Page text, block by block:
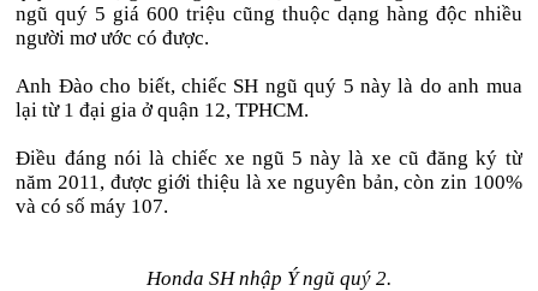
ngũ quý 5 giá 600 triệu cũng thuộc dạng hàng độc nhiều
người mơ ước có được.
Anh Đào cho biết, chiếc SH ngũ quý 5 này là do anh mua
lại từ 1 đại gia ở quận 12, TPHCM.
Điều đáng nói là chiếc xe ngũ 5 này là xe cũ đăng ký từ
năm 2011, được giới thiệu là xe nguyên bản, còn zin 100%
và có số máy 107.
Honda SH nhập Ý ngũ quý 2.